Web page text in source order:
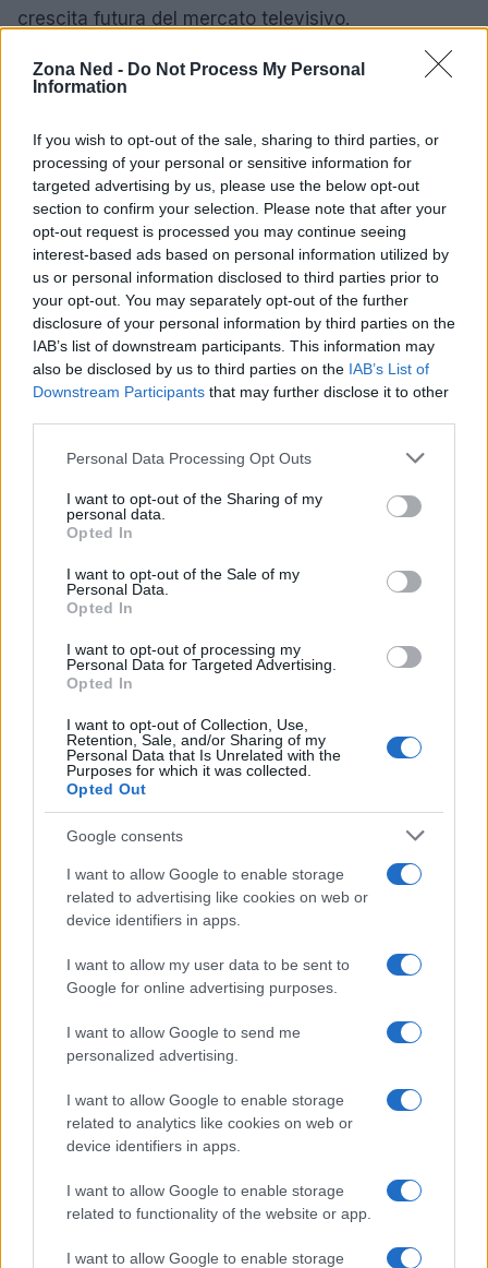
Zona Ned - Do Not Process My Personal
Information
If you wish to opt-out of the sale, sharing to third parties, or
processing of your personal or sensitive information for
targeted advertising by us, please use the below opt-out
section to confirm your selection. Please note that after your
opt-out request is processed you may continue seeing
interest-based ads based on personal information utilized by
us or personal information disclosed to third parties prior to
your opt-out. You may separately opt-out of the further
disclosure of your personal information by third parties on the
IAB’s list of downstream participants. This information may
also be disclosed by us to third parties on the IAB’s List of
Downstream Participants that may further disclose it to other
Please note that this website/app uses one or more Google
not limited to your visit or usage behaviour. You may click to
grant or deny consent to Google and its third-party tags to
use your data for below specified purposes in below Google
consent section.
Personal Data Processing Opt Outs
I want to opt-out of the Sharing of my
personal data.
Opted In
I want to opt-out of the Sale of my
Personal Data.
Opted In
I want to opt-out of processing my
Personal Data for Targeted Advertising.
Opted In
I want to opt-out of Collection, Use,
Retention, Sale, and/or Sharing of my
Personal Data that Is Unrelated with the
Purposes for which it was collected.
Opted Out
Google consents
I want to allow Google to enable storage
related to advertising like cookies on web or
device identifiers in apps.
I want to allow my user data to be sent to
Google for online advertising purposes.
I want to allow Google to send me
personalized advertising.
I want to allow Google to enable storage
related to analytics like cookies on web or
device identifiers in apps.
I want to allow Google to enable storage
related to functionality of the website or app.
I want to allow Google to enable storage
crescita futura del mercato televisivo.
Staff
Continua a leggere
NERD NEWS
Pieve Comics 2026: tutto ciò che devi sapere
Andrea Conforti · 6 Ago 2026
NERD NEWS